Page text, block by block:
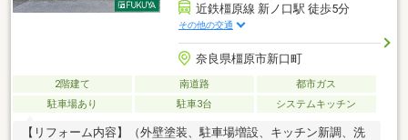
近鉄橿原線 新ノ口駅 徒歩5分
その他の交通
奈良県橿原市新口町
2階建て 南道路
都市ガス
駐車場あり
駐車3台 システムキッチン
【リフォーム内容】（外壁塗装、駐車場増設、キッチン新調、洗